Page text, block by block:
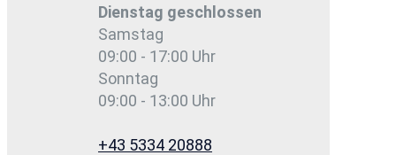
Dienstag geschlossen
Samstag
09:00 - 17:00 Uhr
Sonntag
09:00 - 13:00 Uhr
+43 5334 20888